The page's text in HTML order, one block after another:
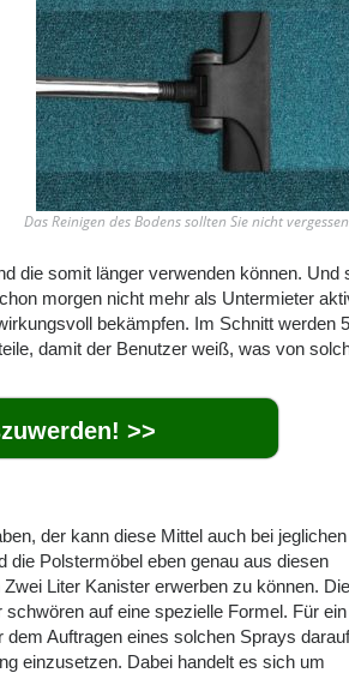
Das Reinigen des Bodens sollten Sie nicht
die somit länger verwenden können. Und
morgen nicht mehr als Untermieter
bekämpfen. Im Schnitt werden
damit der Benutzer weiß, was von
>>
der kann diese Mittel auch bei jeglichen
die Polstermöbel eben genau aus diesen
Liter Kanister erwerben zu können.
auf eine spezielle Formel. Für
Auftragen eines solchen Sprays darauf
einzusetzen. Dabei handelt es sich um